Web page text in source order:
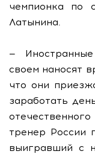
чемпионка по
Латынина.
—
своем наносят
что они
заработать
тренер России
выигравший с